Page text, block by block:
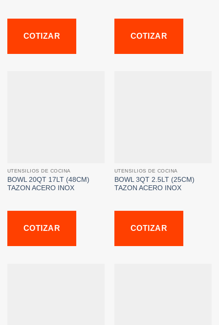
COTIZAR COTIZAR
UTENSILIOS DE COCINA
BOWL 20QT 17LT (48CM)
TAZON ACERO INOX
COTIZAR
UTENSILIOS DE COCINA
BOWL 3QT 2.5LT (25CM)
TAZON ACERO INOX
COTIZAR